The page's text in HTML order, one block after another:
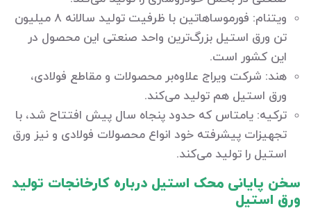
ویتنام: فورموساهاتین‌ با ظرفیت تولید سالانه 8 میلیون
تن ورق استیل بزرگ‌ترین واحد صنعتی این محصول در
این کشور است.
هند: شرکت ویراج علاوه‌بر محصولات و مقاطع فولادی،
ورق استیل هم تولید می‌کند.
ترکیه: یامتاس‌ که حدود پنجاه سال پیش افتتاح شد، با
تجهیزات پیشرفته خود انواع محصولات فولادی و نیز ورق
استیل را تولید می‌کند.
سخن پایانی محک استیل درباره کارخانجات تولید
ورق استیل